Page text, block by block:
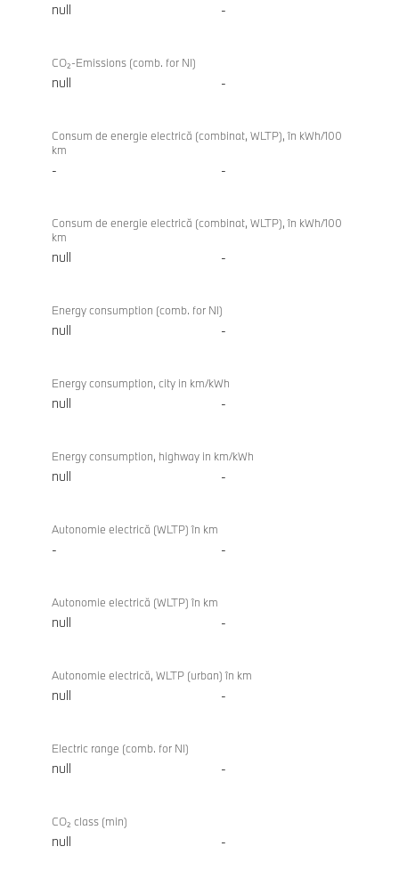
null -
CO₂-Emissions (comb. for NI)
null -
Consum de energie electrică (combinat, WLTP), în kWh/100
km
- -
Consum de energie electrică (combinat, WLTP), în kWh/100
km
null -
Energy consumption (comb. for NI)
null -
Energy consumption, city in km/kWh
null -
Energy consumption, highway in km/kWh
null -
Autonomie electrică (WLTP) în km
- -
Autonomie electrică (WLTP) în km
null -
Autonomie electrică, WLTP (urban) în km
null -
Electric range (comb. for NI)
null -
CO₂ class (min)
null -